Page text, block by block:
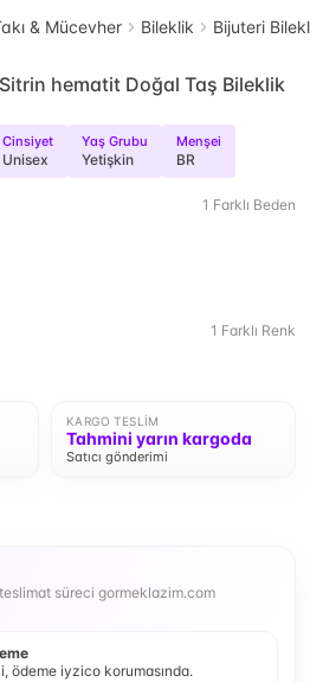
& Mücevher Bileklik Bijuteri
Sitrin hematit Doğal Taş Bileklik
Cinsiyet
Unisex
Yaş Grubu
Yetişkin
Menşei
BR
1 Farklı Beden
1 Farklı Renk
KARGO TESLIM
Tahmini yarın kargoda
Satıcı gönderimi
teslimat süreci gormeklazim.com
ödeme iyzico korumasında.